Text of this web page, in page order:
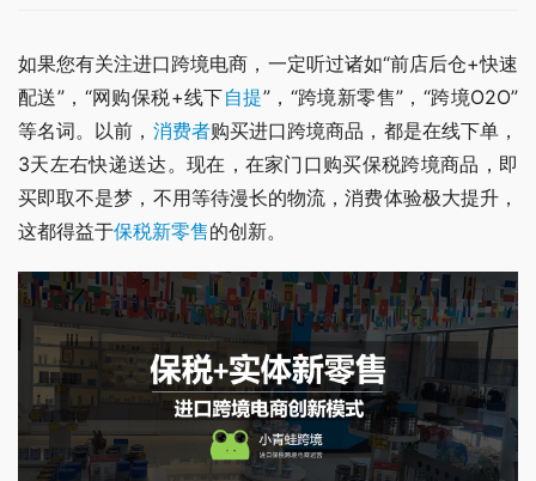
如果您有关注进口跨境电商，一定听过诸如“前店后仓+快速
配送”，“网购保税+线下自提”，“跨境新零售”，“跨境O2O”
等名词。以前， 消费者购买进口跨境商品，都是在线下单，
3天左右快递送达。现在，在家门口购买保税跨境商品，即
买即取不是梦，不用等待漫长的物流，消费体验极大提升，
这都得益于保税新零售的创新。